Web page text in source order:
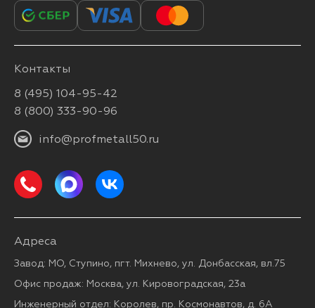
Контакты
8 (495) 104-95-42
8 (800) 333-90-96
info@profmetall50.ru
Адреса
Завод: МО, Ступино, пгт. Михнево, ул. Донбасская, вл.75
Офис продаж: Москва, ул. Кировоградская, 23а
Инженерный отдел: Королев, пр. Космонавтов, д. 6А